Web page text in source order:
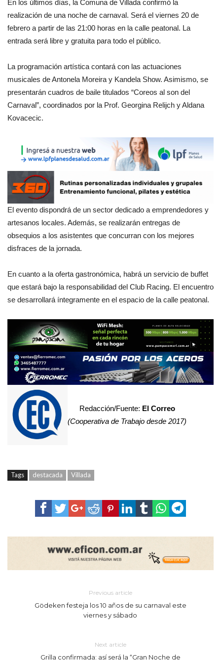
En los últimos días, la Comuna de Villada confirmó la
realización de una noche de carnaval. Será el viernes 20 de
febrero a partir de las 21:00 horas en la calle peatonal. La
entrada será libre y gratuita para todo el público.
La programación artística contará con las actuaciones
musicales de Antonela Moreira y Kandela Show. Asimismo, se
presentarán cuadros de baile titulados “Coreos al son del
Carnaval”, coordinados por la Prof. Georgina Relijch y Aldana
Kovacecic.
El evento dispondrá de un sector dedicado a emprendedores y
artesanos locales. Además, se realizarán entregas de
obsequios a los asistentes que concurran con los mejores
disfraces de la jornada.
En cuanto a la oferta gastronómica, habrá un servicio de buffet
que estará bajo la responsabilidad del Club Racing. El encuentro
se desarrollará íntegramente en el espacio de la calle peatonal.
Redacción/Fuente: El Correo
(Cooperativa de Trabajo desde 2017)
Tags destacada Villada
Previous article
Gödeken festeja los 10 años de su carnaval este
viernes y sábado
Next article
Grilla confirmada: así será la “Gran Noche de